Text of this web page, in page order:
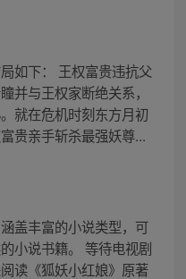
如下： 王权富贵违抗父
并与王权家断绝关系，
就在危机时刻东方月初
贵亲手斩杀最强妖尊...
盖丰富的小说类型，可
小说书籍。 等待电视剧
读《狐妖小红娘》原著